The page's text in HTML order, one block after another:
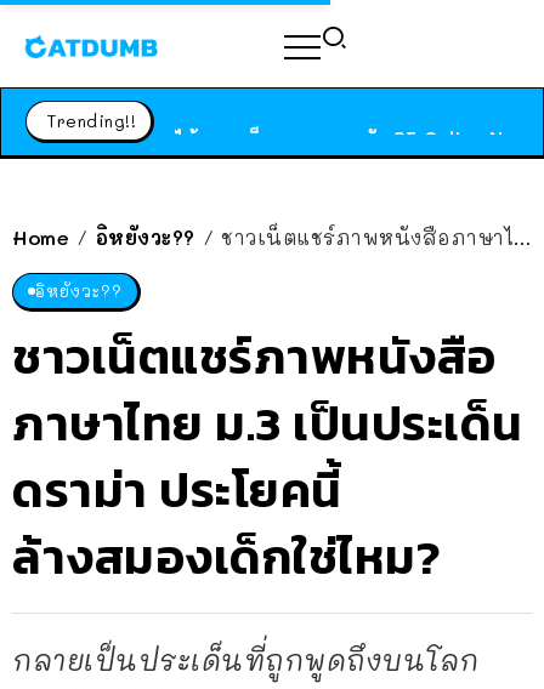
Trending!!
Home / อิหยังวะ?? / ชาวเน็ตแชร์ภาพหนังสือภาษาไทย ม.3 เป็นประเด็นดราม่า ประโยคนี้ล้างสมองเด็กใช่ไหม?
อิหยังวะ??
ชาวเน็ตแชร์ภาพหนังสือ
ภาษาไทย ม.3 เป็นประเด็น
ดราม่า ประโยคนี้
ล้างสมองเด็กใช่ไหม?
กลายเป็นประเด็นที่ถูกพูดถึงบนโลก